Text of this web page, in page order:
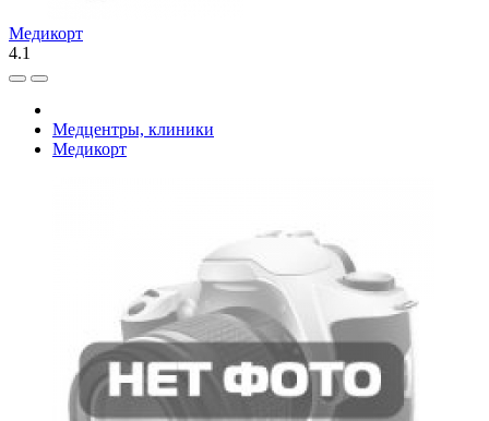
Медикорт
4.1
Медцентры, клиники
Медикорт